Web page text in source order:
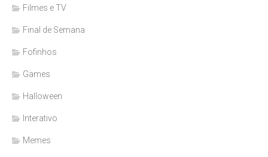
Filmes e TV
Final de Semana
Fofinhos
Games
Halloween
Interativo
Memes